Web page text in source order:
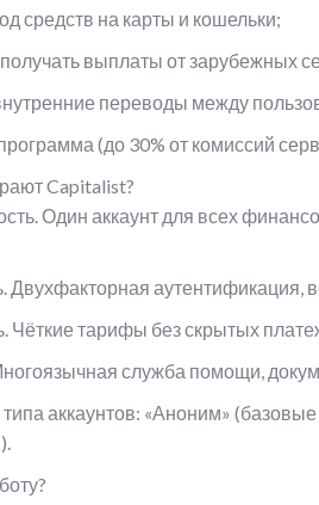
средств на карты и кошельки;
выплаты от зарубежных
переводы между
(до 30% от комиссий
Capitalist?
Один аккаунт для всех
Двухфакторная аутентификация,
Чёткие тарифы без скрытых
служба помощи,
типа аккаунтов: «Аноним»